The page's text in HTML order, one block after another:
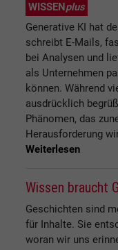
WISSENplus
Generative KI hat
schreibt E-Mails,
bei Analysen und
als Unternehmen
können. Während
ausdrücklich
Phänomen, das
Herausforderung
Weiterlesen
Wissen braucht
Geschichten sind
für Inhalte. Sie
woran wir uns